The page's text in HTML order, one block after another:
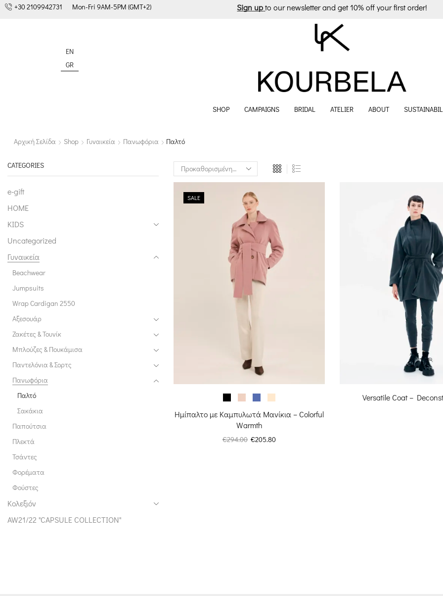
+30 2109942731 Mon-Fri 9AM-5PM (GMT+2) Sign up to our newsletter and get 10% off your first order!
EN
GR
SHOP CAMPAIGNS BRIDAL ATELIER ABOUT
Αρχική Σελίδα
Shop Γυναικεία Πανωφόρια Παλτό
SALE
Ημίπαλτο με Καμπυλωτά Μανίκια – Colorful
Warmth
€294.00 Original
€205.80Η
Versatile Coat –
CATEGORIES
e-gift
HOME
KIDS
Uncategorized
Γυναικεία
Beachwear
Jumpsuits
Wrap Cardigan 2550
Αξεσουάρ
Ζακέτες & Τουνίκ
Μπλούζες & Πουκάμισα
Παντελόνια & Σορτς
Πανωφόρια
Παλτό
Σακάκια
Παπούτσια
Πλεκτά
Τσάντες
Φορέματα
Φούστες
Κολεξιόν
AW21/22 "CAPSULE COLLECTION"